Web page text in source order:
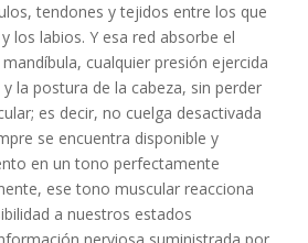
tendones y tejidos entre los que
los labios. Y esa red absorbe el
cualquier presión ejercida
la postura de la cabeza, sin perder
es decir, no cuelga desactivada
se encuentra disponible y
en un tono perfectamente
ese tono muscular reacciona
a nuestros estados